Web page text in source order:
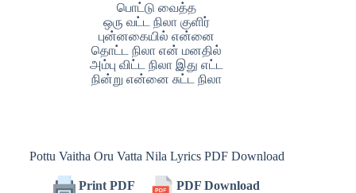
பொட்டு வைத்த
ஒரு வட்ட நிலா குளிர்
புன்னகையில் என்னை
தொட்ட நிலா என் மனதில்
அம்பு விட்ட நிலா இது எட்ட
நின்று என்னை சுட்ட நிலா
Pottu Vaitha Oru Vatta Nila Lyrics PDF Download
Print PDF PDF Download